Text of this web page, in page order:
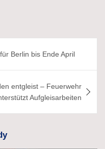
Berlin bis Ende April
entgleist – Feuerwehr
Aufgleisarbeiten